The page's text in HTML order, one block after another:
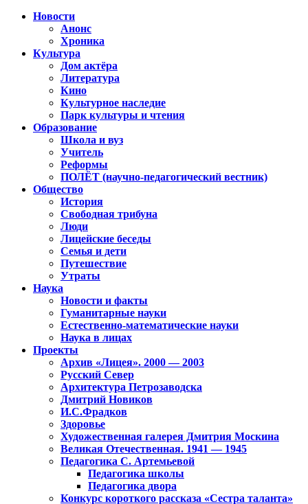
Новости
Анонс
Хроника
Культура
Дом актёра
Литература
Кино
Культурное наследие
Парк культуры и чтения
Образование
Школа и вуз
Учитель
Реформы
ПОЛЁТ (научно-педагогический вестник)
Общество
История
Свободная трибуна
Люди
Лицейские беседы
Семья и дети
Путешествие
Утраты
Наука
Новости и факты
Гуманитарные науки
Естественно-математические науки
Наука в лицах
Проекты
Архив «Лицея». 2000 — 2003
Русский Север
Архитектура Петрозаводска
Дмитрий Новиков
И.С.Фрадков
Здоровье
Художественная галерея Дмитрия Москина
Великая Отечественная. 1941 — 1945
Педагогика С. Артемьевой
Педагогика школы
Педагогика двора
Конкурс короткого рассказа «Сестра таланта»